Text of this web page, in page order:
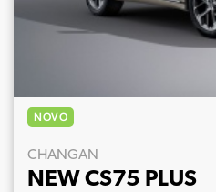
NOVO
CHANGAN
NEW CS75 PLUS